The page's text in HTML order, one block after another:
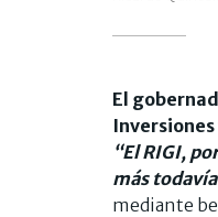
El
“El RIGI,
más
mediante